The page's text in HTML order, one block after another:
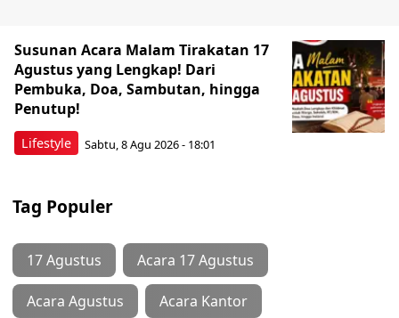
Lifestyle
Susunan Acara Malam Tirakatan 17
Agustus yang Lengkap! Dari
Pembuka, Doa, Sambutan, hingga
Penutup!
Sabtu, 8 Agu 2026 - 18:01
Tag Populer
17 Agustus Acara 17 Agustus
Acara Agustus Acara Kantor